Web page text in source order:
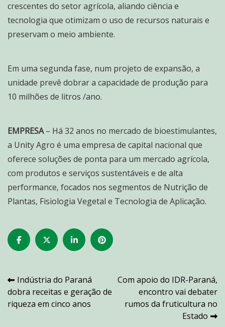
crescentes do setor agrícola, aliando ciência e
tecnologia que otimizam o uso de recursos naturais e
preservam o meio ambiente.
Em uma segunda fase, num projeto de expansão, a
unidade prevê dobrar a capacidade de produção para
10 milhões de litros /ano.
EMPRESA– Há 32 anos no mercado de bioestimulantes,
a Unity Agro é uma empresa de capital nacional que
oferece soluções de ponta para um mercado agrícola,
com produtos e serviços sustentáveis e de alta
performance, focados nos segmentos de Nutrição de
Plantas, Fisiologia Vegetal e Tecnologia de Aplicação.
Navegação
de
Indústria do Paraná
dobra receitas e geração de
riqueza em cinco anos
Com apoio do IDR-Paraná,
encontro vai debater
rumos da fruticultura no
Estado